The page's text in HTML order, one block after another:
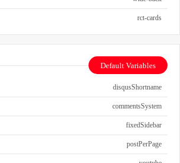
rct-cards
Default Variables
disqusShortname
commentsSystem
fixedSidebar
postPerPage